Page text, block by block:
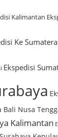
Kalimantan
Ke Sumatera
Ekspedisi
Bali Nusa
Kalimantan